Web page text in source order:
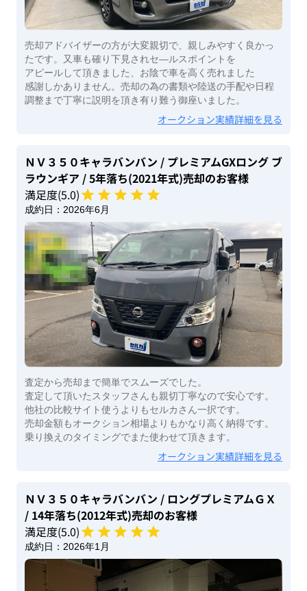
売却アドバイザーの方が大変親切で、親しみやすく良かっ
たです。又車も確り下見されセ―ルスポイントを
アピールして頂きました、お陰で車を高く売れました
感謝しかありません。売却の為の書類や陸送の手配や日程
調整まで丁寧に説明を頂き有り難う御座いました。
オークション実績詳細を見る
ＮＶ３５０キャラバンバン / プレミアムGXロング ブ
ラウンギア / 5年落ち(2021年式)売却のお客様
満足度(5.0)
成約日： 2026年6月
査定から売却まで簡単でスムーズでした。
査定して頂いたスタッフさんも親切丁寧なので安心です。
他社の比較サイト使うよりもセルカさん一択です。
売却金額もオークション相場よりもかなり高く納得です。
乗り換えのタイミングでまた使わせて頂きます。
オークション実績詳細を見る
ＮＶ３５０キャラバンバン / ロングプレミアムＧＸ
/ 14年落ち(2012年式)売却のお客様
満足度(5.0)
成約日： 2026年1月